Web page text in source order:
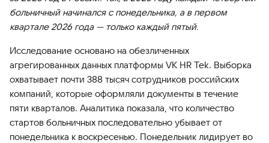
больничный начинался с понедельника, а в первом
квартале 2026 года — только каждый пятый.
Исследование основано на обезличенных
агрегированных данных платформы VK HR Tek. Выборка
охватывает почти 388 тысяч сотрудников российских
компаний, которые оформляли документы в течение
пяти кварталов. Аналитика показала, что количество
стартов больничных последовательно убывает от
понедельника к воскресенью. Понедельник лидирует во